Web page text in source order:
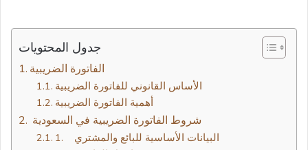
جدول المحتويات
الفاتورة الضريبية
الأساس القانوني للفاتورة الضريبية
أهمية الفاتورة الضريبية
​ شروط الفاتورة الضريبية​ في السعودية
1. البيانات الأساسية للبائع والمشتري